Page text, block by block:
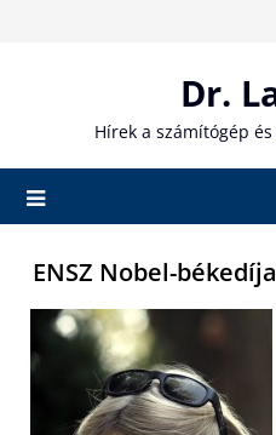
Dr.
Hírek a számítógép
ENSZ Nobel-